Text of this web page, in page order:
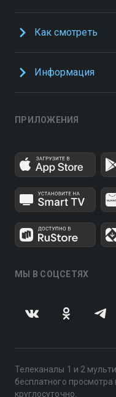
Как смотреть
Информация
ПРИЛОЖЕНИЯ
МЫ В СОЦСЕТЯХ
Телеканалы 1 и 2
бесплатного
круглосуточно.